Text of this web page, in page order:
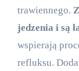
trawiennego.
jedzenia i są
wspierają
refluksu.